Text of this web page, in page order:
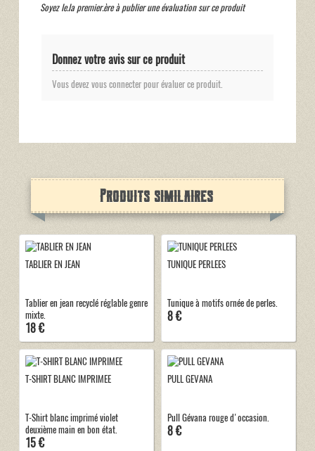
Soyez le.la premier.ère à publier une évaluation sur ce produit
Donnez votre avis sur ce produit
Vous devez vous connecter pour évaluer ce produit.
Produits similaires
TABLIER EN JEAN
Tablier en jean recyclé réglable genre
mixte.
18 €
TUNIQUE PERLEES
Tunique à motifs ornée de perles.
8 €
T-SHIRT BLANC IMPRIMEE
T-Shirt blanc imprimé violet
deuxième main en bon état.
15 €
PULL GEVANA
Pull Gévana rouge d'occasion.
8 €